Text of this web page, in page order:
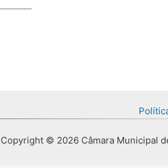
Copyright © 2026 Câmara Municipal